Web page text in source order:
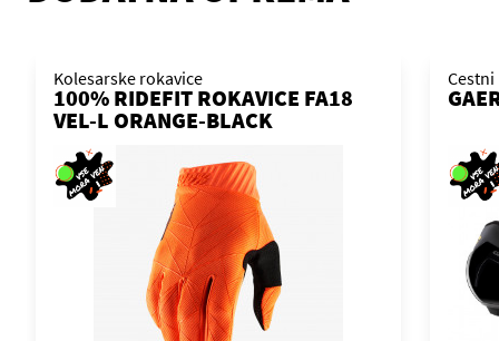
Kolesarske rokavice
100% RIDEFIT ROKAVICE FA18
VEL-L ORANGE-BLACK